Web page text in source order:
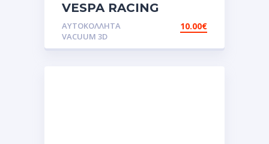
VESPA RACING
TEAM.Αυτοκόλλητα
ΑΥΤΟΚΌΛΛΗΤΑ
VACUUM 3D
10.00€